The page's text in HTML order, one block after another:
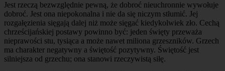
Jest rzeczą bezwzględnie pewną, że dobroć nieuchronnie wywołuje
dobroć. Jest ona niepokonalna i nie da się niczym stłumić. Jej
rozgałęzienia sięgają dalej niż może sięgać kiedykolwiek zło. Cechą
chrześcijańskiej postawy powinno być: jeden święty przeważa
nieprawości stu, tysiąca a może nawet miliona grzeszników. Grzech
ma charakter negatywny a świętość pozytywny. Świętość jest
silniejsza od grzechu; ona stanowi rzeczywistą siłę.